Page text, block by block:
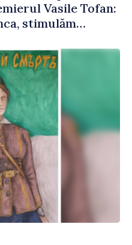
Vasile Tofan:
stimulăm